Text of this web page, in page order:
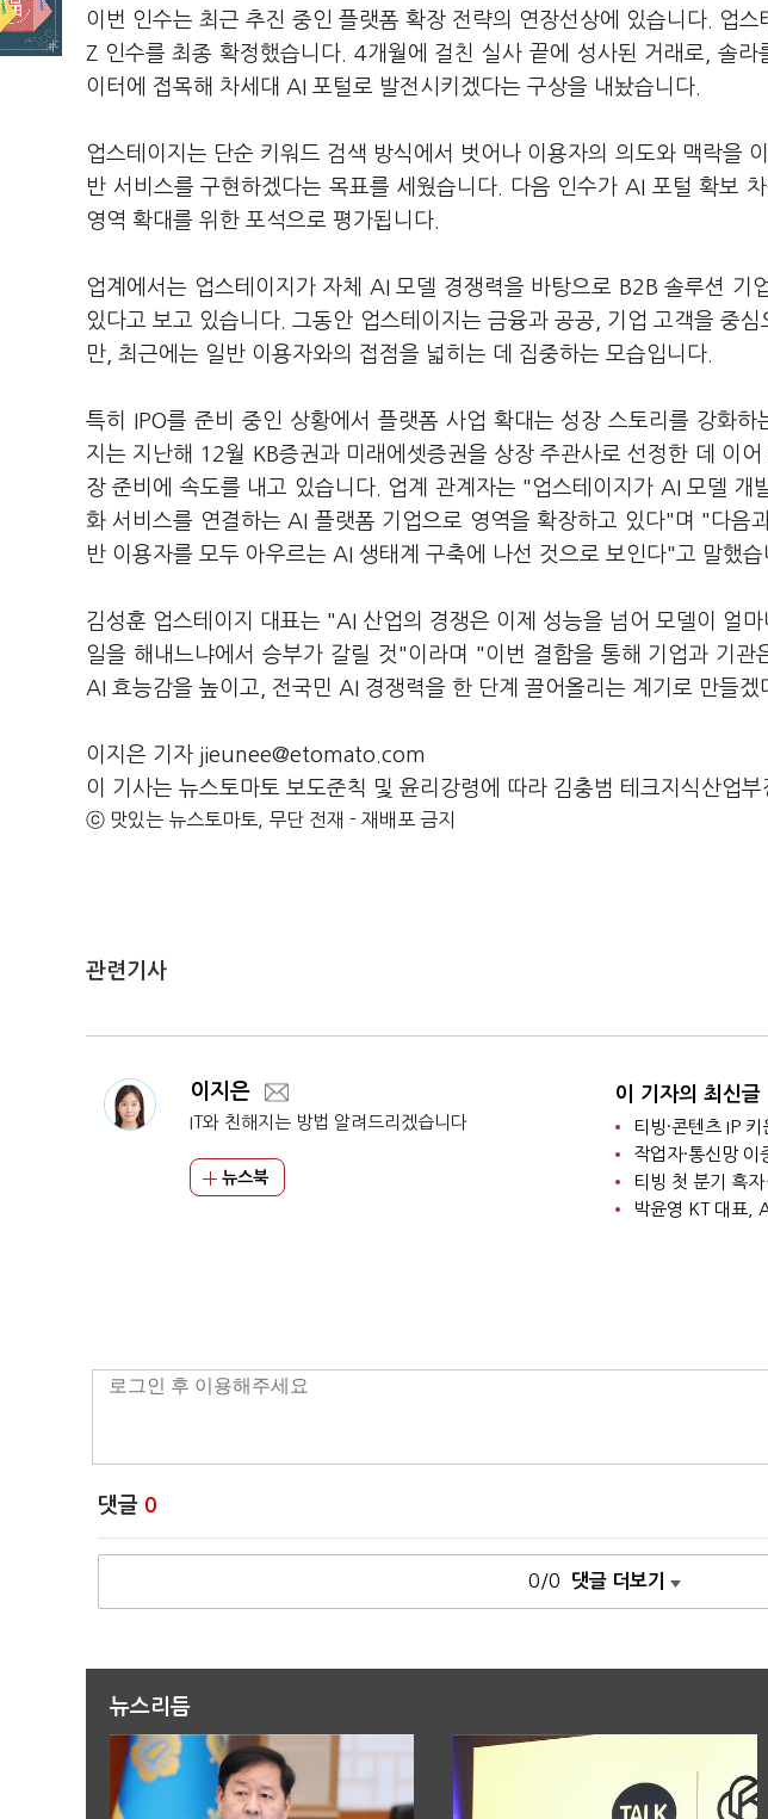
이번 인수는 최근 추진 중인 플랫폼 확장 전략의 연장선상에 있습니다. 업
Z 인수를 최종 확정했습니다. 4개월에 걸친 실사 끝에 성사된 거래로, 솔라
이터에 접목해 차세대 AI 포털로 발전시키겠다는 구상을 내놨습니다.
업스테이지는 단순 키워드 검색 방식에서 벗어나 이용자의 의도와 맥락을
반 서비스를 구현하겠다는 목표를 세웠습니다. 다음 인수가 AI 포털 확보
영역 확대를 위한 포석으로 평가됩니다.
업계에서는 업스테이지가 자체 AI 모델 경쟁력을 바탕으로 B2B 솔루션 기
있다고 보고 있습니다. 그동안 업스테이지는 금융과 공공, 기업 고객을 중
만, 최근에는 일반 이용자와의 접점을 넓히는 데 집중하는 모습입니다.
특히 IPO를 준비 중인 상황에서 플랫폼 사업 확대는 성장 스토리를 강화하
지는 지난해 12월 KB증권과 미래에셋증권을 상장 주관사로 선정한 데 이
장 준비에 속도를 내고 있습니다. 업계 관계자는 "업스테이지가 AI 모델 개
화 서비스를 연결하는 AI 플랫폼 기업으로 영역을 확장하고 있다"며 "다음
반 이용자를 모두 아우르는 AI 생태계 구축에 나선 것으로 보인다"고 말했습
김성훈 업스테이지 대표는 "AI 산업의 경쟁은 이제 성능을 넘어 모델이 얼
일을 해내느냐에서 승부가 갈릴 것"이라며 "이번 결합을 통해 기업과 기관
AI 효능감을 높이고, 전국민 AI 경쟁력을 한 단계 끌어올리는 계기로 만들겠
이지은 기자 jieunee@etomato.com
이 기사는 뉴스토마토 보도준칙 및 윤리강령에 따라 김충범 테크지식산업부
ⓒ 맛있는 뉴스토마토, 무단 전재 - 재배포 금지
관련기사
이지은
IT와 친해지는 방법 알려드리겠습니다
뉴스북
이 기자의 최신글
티빙·콘텐츠 IP
작업자·통신망
댓글 0
0/0 댓글 더보기
뉴스리듬